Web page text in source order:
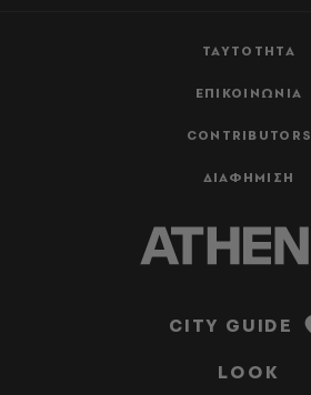
ΤΑΥΤΟΤΗΤΑ
ΕΠΙΚΟΙΝΩΝΙΑ
CONTRIBUTORS
ΔΙΑΦΗΜΙΣΗ
CITY GUIDE
LOOK